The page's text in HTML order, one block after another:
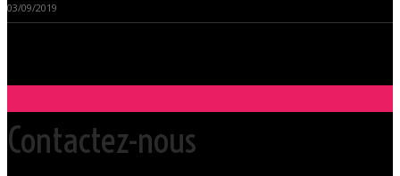
03/09/2019
Contactez-nous